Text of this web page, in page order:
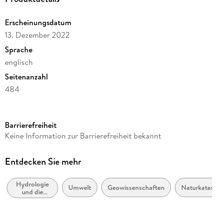
Erscheinungsdatum
13. Dezember 2022
Sprache
englisch
Seitenanzahl
484
Herausgegeben von
Springer
Produktart
Barrierefreiheit
Keine Information zur Barrierefreiheit bekannt
Entdecken Sie mehr
Hydrologie
und die
Hydrosphäre
Umwelt Geowissenschaften